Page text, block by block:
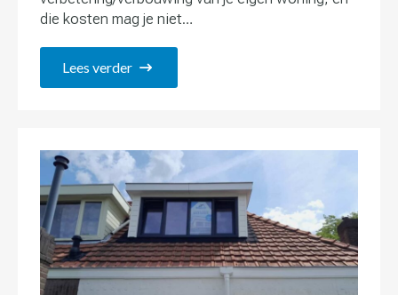
die kosten mag je niet…
Lees verder